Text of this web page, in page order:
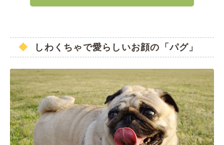
しわくちゃで愛らしいお顔の「パグ」